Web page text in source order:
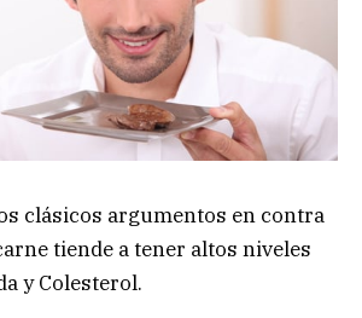
clásicos argumentos en contra
tiende a tener altos niveles
y Colesterol.